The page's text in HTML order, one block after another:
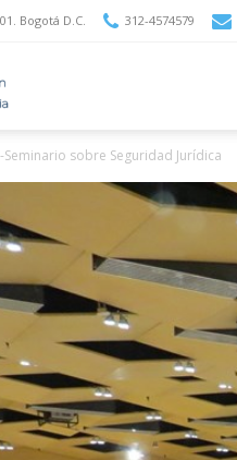
Bogotá D.C. 312-4574579
en
Justicia
Seminario sobre Seguridad Jurídica